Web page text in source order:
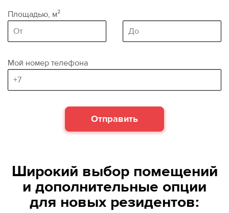
Площадью, м²
Мой номер телефона
Отправить
Широкий выбор помещений
и дополнительные опции
для новых резидентов: